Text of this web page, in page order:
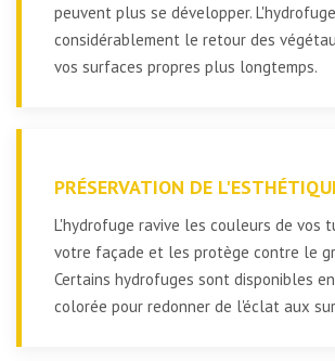
peuvent plus se développer.
considérablement le retour des
vos surfaces propres plus longtemps.
PRÉSERVATION DE
L'hydrofuge ravive les couleurs de vos
votre façade et les protège contre le
Certains hydrofuges sont disponibles
colorée pour redonner de l'éclat aux